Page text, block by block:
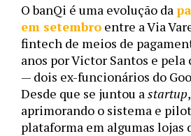
O banQi é uma evolução da
em setembro entre a Via
fintech de meios de
anos por Victor Santos e pela
— dois ex-funcionários do
Desde que se juntou a startup
aprimorando o sistema e
plataforma em algumas lojas